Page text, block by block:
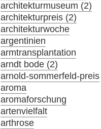
architekturmuseum (2)
architekturpreis (2)
architekturwoche
argentinien
armtransplantation
arndt bode (2)
arnold-sommerfeld-preis
aroma
aromaforschung
artenvielfalt
arthrose